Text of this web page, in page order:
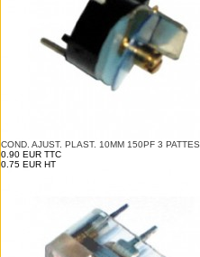
COND. AJUST. PLAST. 10MM 150PF 3 PATTES
0.90 EUR TTC
0.75 EUR HT